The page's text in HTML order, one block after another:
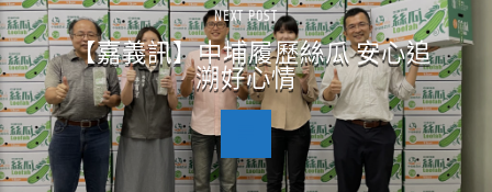
NEXT POST
【嘉義訊】中埔履歷絲瓜 安心追
溯好心情